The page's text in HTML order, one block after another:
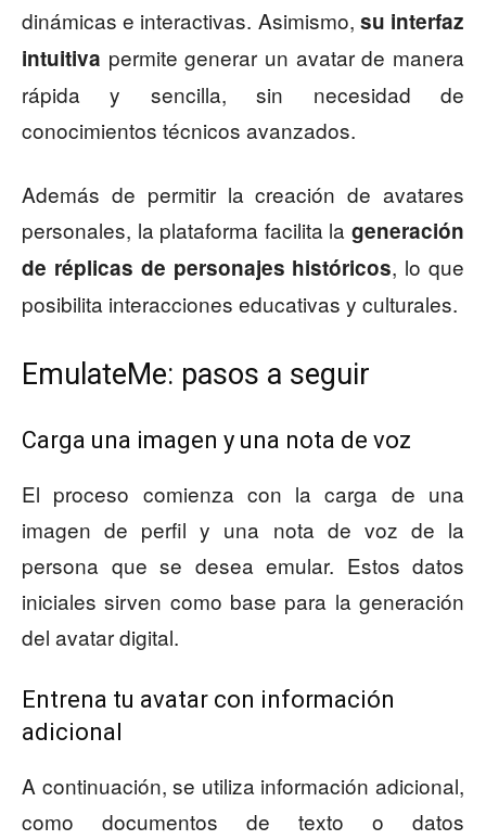
dinámicas e interactivas. Asimismo, su interfaz
intuitiva permite generar un avatar de manera
rápida y sencilla, sin necesidad de
conocimientos técnicos avanzados.
Además de permitir la creación de avatares
personales, la plataforma facilita la generación
de réplicas de personajes históricos, lo que
posibilita interacciones educativas y culturales.
EmulateMe: pasos a seguir
Carga una imagen y una nota de voz
El proceso comienza con la carga de una
imagen de perfil y una nota de voz de la
persona que se desea emular. Estos datos
iniciales sirven como base para la generación
del avatar digital.
Entrena tu avatar con información
adicional
A continuación, se utiliza información adicional,
como documentos de texto o datos